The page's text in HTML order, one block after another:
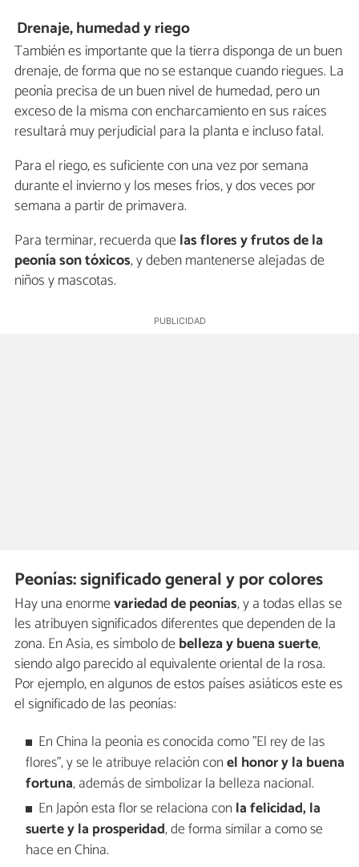
Drenaje, humedad y riego
También es importante que la tierra disponga de un buen
drenaje, de forma que no se estanque cuando riegues. La
peonía precisa de un buen nivel de humedad, pero un
exceso de la misma con encharcamiento en sus raíces
resultará muy perjudicial para la planta e incluso fatal.
Para el riego, es suficiente con una vez por semana
durante el invierno y los meses fríos, y dos veces por
semana a partir de primavera.
Para terminar, recuerda quelas flores y frutos de la
peonía son tóxicos, y deben mantenerse alejadas de
niños y mascotas.
Peonías: significado general y por colores
Hay una enormevariedad de peonías, y a todas ellas se
les atribuyen significados diferentes que dependen de la
zona. En Asia, es símbolo debelleza y buena suerte,
siendo algo parecido al equivalente oriental de la rosa.
Por ejemplo, en algunos de estos países asiáticos este es
el significado de las peonías:
En China la peonía es conocida como "El rey de las
flores", y se le atribuye relación conel honor y la buena
fortuna, además de simbolizar la belleza nacional.
En Japón esta flor se relaciona con la felicidad, la
suerte y la prosperidad, de forma similar a como se
hace en China.